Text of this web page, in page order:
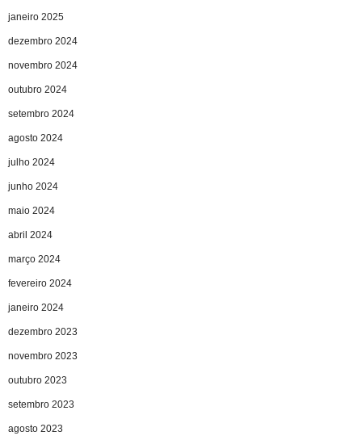
janeiro 2025
dezembro 2024
novembro 2024
outubro 2024
setembro 2024
agosto 2024
julho 2024
junho 2024
maio 2024
abril 2024
março 2024
fevereiro 2024
janeiro 2024
dezembro 2023
novembro 2023
outubro 2023
setembro 2023
agosto 2023